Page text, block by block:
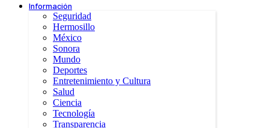
Información
Seguridad
Hermosillo
México
Sonora
Mundo
Deportes
Entretenimiento y Cultura
Salud
Ciencia
Tecnología
Transparencia